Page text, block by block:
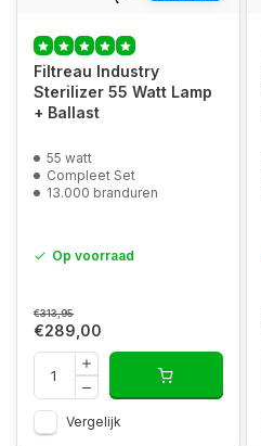
Filtreau Industry
Sterilizer 55 Watt Lamp
+ Ballast
55 watt
Compleet Set
13.000 branduren
Op voorraad
€313,95
€289,00
Vergelijk